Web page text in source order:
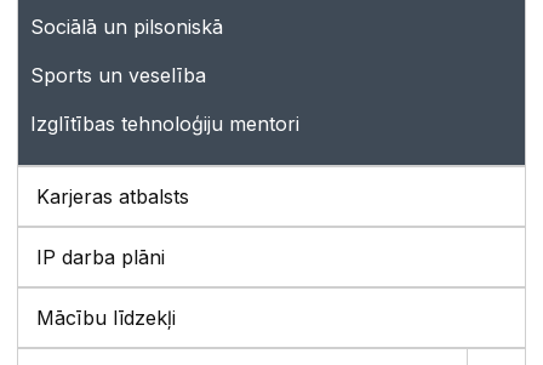
Sociālā un pilsoniskā
Sports un veselība
Izglītības tehnoloģiju mentori
Karjeras atbalsts
IP darba plāni
Mācību līdzekļi